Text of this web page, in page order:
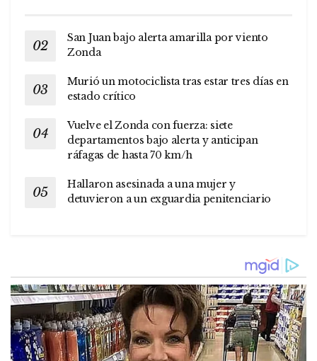
San Juan bajo alerta amarilla por viento
Zonda
Murió un motociclista tras estar tres días en
estado crítico
Vuelve el Zonda con fuerza: siete
departamentos bajo alerta y anticipan
ráfagas de hasta 70 km/h
Hallaron asesinada a una mujer y
detuvieron a un exguardia penitenciario